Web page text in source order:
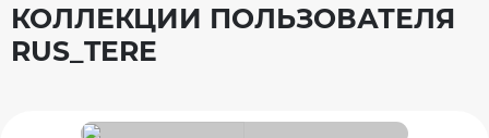
КОЛЛЕКЦИИ ПОЛЬЗОВАТЕЛЯ
RUS_TERE